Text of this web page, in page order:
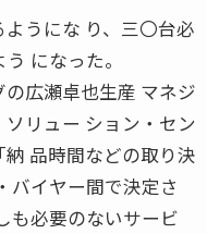
うにな り、三〇台必
になった。
広瀬卓也生産 マネジ
リュー ション・セン
品時間などの取り決
バイヤー間で決定さ
も必要のないサービ